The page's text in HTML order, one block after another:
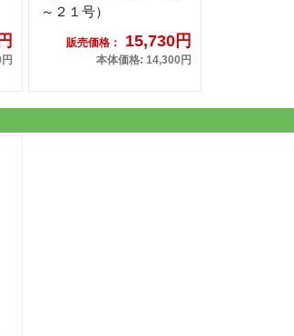
～２１号）
販売価格： 15,730円
本体価格: 14,300円